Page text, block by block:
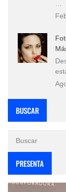
BUSCAR
PRESENTA